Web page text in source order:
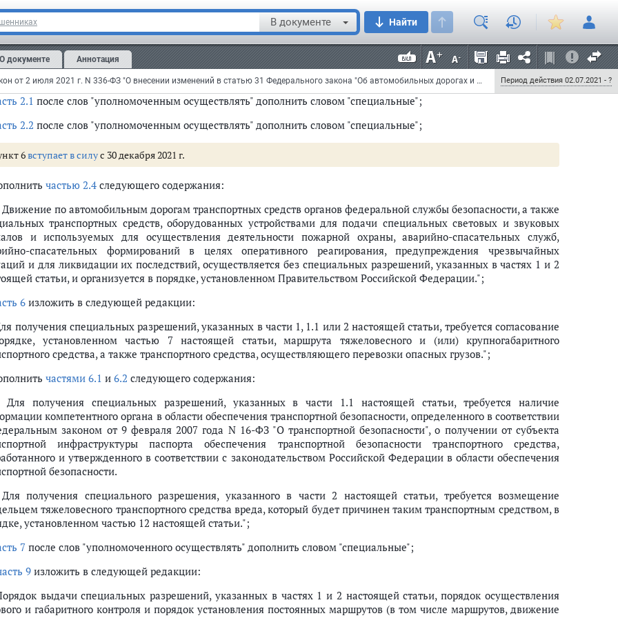
В документе Найти
О документе Аннотация
Федеральный закон от 2 июля 2021 г. N 336-ФЗ "О внесении изменений в статью 31 Федерального закона "Об автомобильных дорогах и о дорожной деятельности в Российской Федерации и о внесении изменений в отдельные законодательные акты Российской Федерации" и Федеральный закон "Устав автомобильного транспорта и городского наземного электрического транспорта" Период действия 02.07.2021 - ?
2после слов "военного имущества," дополнить словами "транспортных средств органов федеральной службы
а также специальных транспортных средств, оборудованных устройствами для подачи специальных
и звуковых сигналов и используемых для осуществления деятельности пожарной охраны, аварийно-
служб, аварийно-спасательных формирований в целях оперативного реагирования, предупреждения
ситуаций и для ликвидации их последствий,";
2.1 после слов "уполномоченным осуществлять" дополнить словом "специальные";
2.2 после слов "уполномоченным осуществлять" дополнить словом "специальные";
6вступает в силус 30 декабря 2021 г.
частью 2.4 следующего содержания:
Движение по автомобильным дорогам транспортных средств органов федеральной службы безопасности, а также
транспортных средств, оборудованных устройствами для подачи специальных световых и звуковых
и используемых для осуществления деятельности пожарной охраны, аварийно-спасательных служб,
спасательных формирований в целях оперативного реагирования, предупреждения чрезвычайных
и для ликвидации их последствий, осуществляется без специальных разрешений, указанных в частях 1 и 2
статьи, и организуется в порядке, установленном Правительством Российской Федерации.";
6изложить в следующей редакции:
получения специальных разрешений, указанных в части 1, 1.1 или 2 настоящей статьи, требуется согласование
установленном частью 7 настоящей статьи, маршрута тяжеловесного и (или) крупногабаритного
средства, а также транспортного средства, осуществляющего перевозки опасных грузов.";
частями 6.1 и 6.2 следующего содержания:
Для получения специальных разрешений, указанных в части 1.1 настоящей статьи, требуется наличие
компетентного органа в области обеспечения транспортной безопасности, определенного в соответствии
законом от 9 февраля 2007 года N 16-ФЗ "О транспортной безопасности", о получении от субъекта
инфраструктуры паспорта обеспечения транспортной безопасности транспортного средства,
и утвержденного в соответствии с законодательством Российской Федерации в области обеспечения
безопасности.
получения специального разрешения, указанного в части 2 настоящей статьи, требуется возмещение
тяжеловесного транспортного средства вреда, который будет причинен таким транспортным средством, в
установленном частью 12 настоящей статьи.";
7после слов "уполномоченного осуществлять" дополнить словом "специальные";
9изложить в следующей редакции:
выдачи специальных разрешений, указанных в частях 1 и 2 настоящей статьи, порядок осуществления
и габаритного контроля и порядок установления постоянных маршрутов (в том числе маршрутов, движение